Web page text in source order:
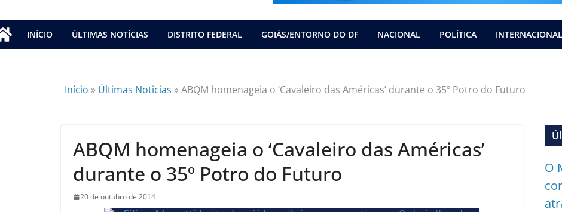
INÍCIO ÚLTIMAS NOTÍCIAS DISTRITO FEDERAL GOIÁS/ENTORNO DO DF NACIONAL POLÍTICA INTERNACIONAL
Início » Últimas Noticias »ABQM homenageia o ‘Cavaleiro das Américas’ durante o 35º Potro do Futuro
ABQM homenageia o ‘Cavaleiro das Américas’
durante o 35º Potro do Futuro
20 de outubro de 2014
O